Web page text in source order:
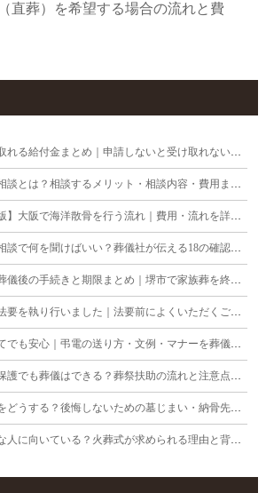
直葬）を希望する場合の流れと費
る給付金まとめ｜申請しないと受け取れないお金にご注意
は？相談するメリット・相談内容・費用まで葬儀社が徹底解説
大阪で海洋散骨を行う流れ｜費用・流れを詳しく解説
で何を聞けばいい？葬儀社が伝える18の確認ポイント
後の手続きと期限まとめ｜堺市で家族葬を終えたご遺族へ
を執り行いました｜法要前によくいただくご質問について
も安心｜弔電の送り方・文例・マナーを葬儀社が解説
も葬儀はできる？葬祭扶助の流れと注意点を葬儀社が解説
うする？後悔しないための墓じまい・納骨先の考え方を解説
に向いている？火葬式が求められる理由と背景を徹底解剖